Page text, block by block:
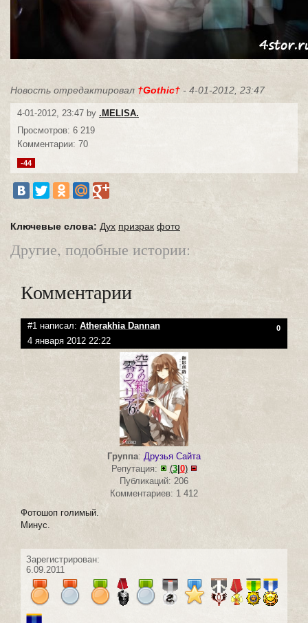
Новость отредактировал †Gothic† - 4-01-2012, 23:47
4-01-2012, 23:47 by .MELISA.
Просмотров: 6 219
Комментарии: 70
-44
Ключевые слова: Дух призрак фото
Другие, подобные истории:
Комментарии
#1 написал: Atherakhia Dannan 0
4 января 2012 22:22
Группа: Друзья Сайта
Репутация:
(3| 0)
Публикаций: 206
Комментариев: 1 412
Фотошоп голимый.
Минус.
Зарегистрирован:
6.09.2011